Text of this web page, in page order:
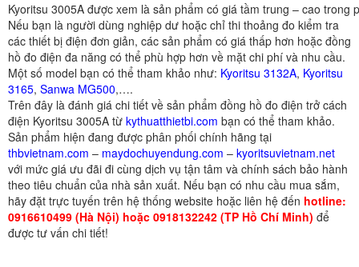
Kyoritsu 3005A được xem là sản phẩm có giá tầm trung – cao trong
Nếu bạn là người dùng nghiệp dư hoặc chỉ thi thoảng đo kiểm tra
các thiết bị điện đơn giản, các sản phẩm có giá thấp hơn hoặc đồng
hồ đo điện đa năng có thể phù hợp hơn về mặt chi phí và nhu cầu.
Một số model bạn có thể tham khảo như: Kyoritsu 3132A, Kyoritsu
3165, Sanwa MG500,….
Trên đây là đánh giá chi tiết về sản phẩm đồng hồ đo điện trở cách
điện Kyoritsu 3005A từ kythuatthietbi.com bạn có thể tham khảo.
Sản phẩm hiện đang được phân phối chính hãng tại
thbvietnam.com – maydochuyendung.com – kyoritsuvietnam.net
với mức giá ưu đãi đi cùng dịch vụ tận tâm và chính sách bảo hành
theo tiêu chuẩn của nhà sản xuất. Nếu bạn có nhu cầu mua sắm,
hãy đặt trực tuyến trên hệ thống website hoặc liên hệ đến hotline:
0916610499 (Hà Nội) hoặc 0918132242 (TP Hồ Chí Minh) để
được tư vấn chi tiết!